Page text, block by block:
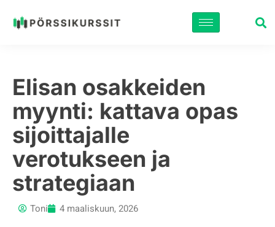
Siirry
Elisan osakkeiden
myynti: kattava opas
sijoittajalle
verotukseen ja
strategiaan
Toni 4 maaliskuun, 2026